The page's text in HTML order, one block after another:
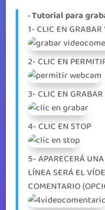
· Tutorial para
1- CLIC EN
2- CLIC EN
3- CLIC EN GRABAR
4- CLIC EN STOP
5- APARECERÁ
LÍNEA SERÁ EL
COMENTARIO